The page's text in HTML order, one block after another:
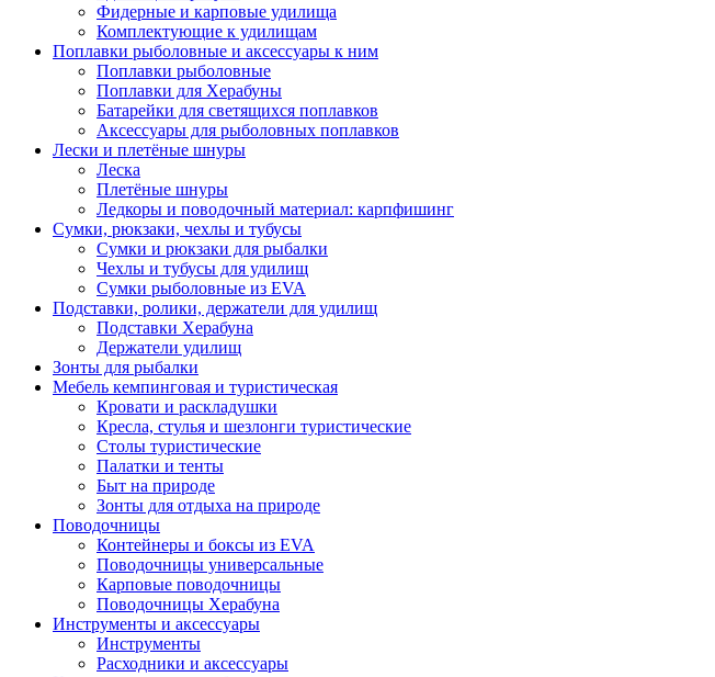
Фидерные и карповые удилища
Комплектующие к удилищам
Поплавки рыболовные и аксессуары к ним
Поплавки рыболовные
Поплавки для Херабуны
Батарейки для светящихся поплавков
Аксессуары для рыболовных поплавков
Лески и плетёные шнуры
Леска
Плетёные шнуры
Ледкоры и поводочный материал: карпфишинг
Сумки, рюкзаки, чехлы и тубусы
Сумки и рюкзаки для рыбалки
Чехлы и тубусы для удилищ
Сумки рыболовные из EVA
Подставки, ролики, держатели для удилищ
Подставки Херабуна
Держатели удилищ
Зонты для рыбалки
Мебель кемпинговая и туристическая
Кровати и раскладушки
Кресла, стулья и шезлонги туристические
Столы туристические
Палатки и тенты
Быт на природе
Зонты для отдыха на природе
Поводочницы
Контейнеры и боксы из EVA
Поводочницы универсальные
Карповые поводочницы
Поводочницы Херабуна
Инструменты и аксессуары
Инструменты
Расходники и аксессуары